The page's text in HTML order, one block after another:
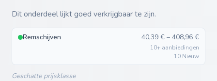
Dit onderdeel lijkt goed verkrijgbaar te zijn.
Remschijven 40,39 € – 408,96 €
10+ aanbiedingen
10 Nieuw
Geschatte prijsklasse